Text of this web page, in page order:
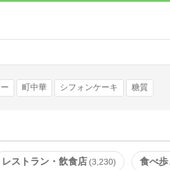
町中華 シフォンケーキ 糖質
レストラン・飲食店 3,230 食べ歩